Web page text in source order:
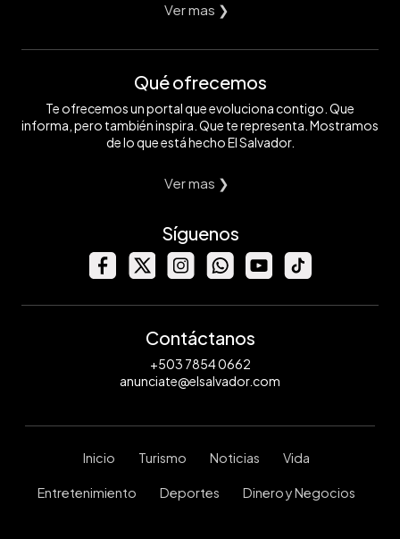
Ver mas ❯
Qué ofrecemos
Te ofrecemos un portal que evoluciona contigo. Que
informa, pero también inspira. Que te representa. Mostramos
de lo que está hecho El Salvador.
Ver mas ❯
Síguenos
Contáctanos
+503 7854 0662
anunciate@elsalvador.com
Inicio Turismo Noticias Vida
Entretenimiento Deportes Dinero y Negocios